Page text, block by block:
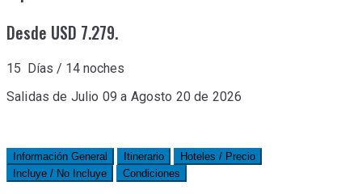
Desde USD 7.279.
15 Días / 14 noches
Salidas de Julio 09 a Agosto 20 de 2026
Información General Itinerario
Hoteles / Precio
Incluye / No Incluye
Condiciones